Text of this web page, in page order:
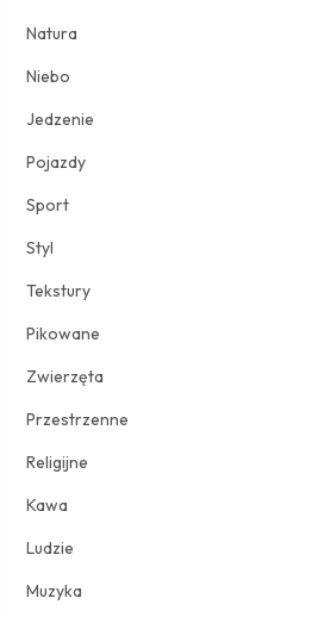
Natura
Niebo
Jedzenie
Pojazdy
Sport
Styl
Tekstury
Pikowane
Zwierzęta
Przestrzenne
Religijne
Kawa
Ludzie
Muzyka